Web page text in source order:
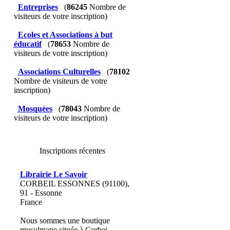
Entreprises (86245Nombre de
visiteurs de votre inscription)
Ecoles et Associations à but
éducatif
(78653Nombre de
visiteurs de votre inscription)
Associations Culturelles (78102
Nombre de visiteurs de votre
inscription)
Mosquées (78043Nombre de
visiteurs de votre inscription)
Inscriptions récentes
Librairie Le Savoir
CORBEIL ESSONNES (91100),
91 - Essonne
France
Nous sommes une boutique